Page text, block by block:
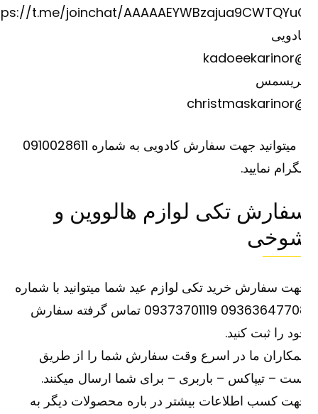
https://t.me/joinchat/
یا میتوانید جهت سفارش کادویی به شماره 0910028611
نمایید.
تکی لوازم هالووین و
سفارش خرید تکی لوازم عید شما میتوانید با شماره
09363647708 09373701119 تماس گرفته سفارش
را ثبت کنید.
ما در اسرع وقت سفارش شما را از طریق
– تیپاکس – باربری – برای شما ارسال میکنند.
کسب اطلاعات بیشتر در باره محصولات دیگر به